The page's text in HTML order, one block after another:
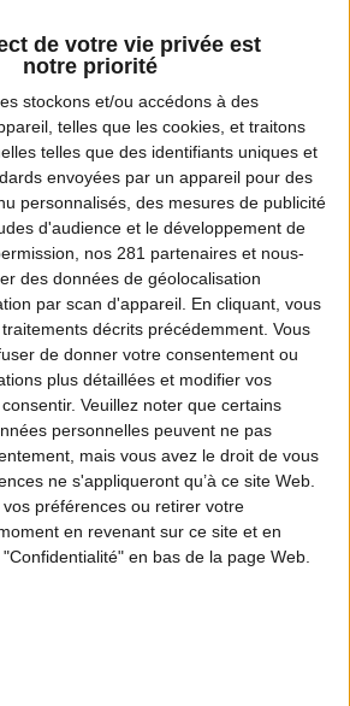
de votre vie privée est
notre priorité
stockons et/ou accédons à des
telles que les cookies, et traitons
telles que des identifiants uniques et
envoyées par un appareil pour des
personnalisés, des mesures de publicité
d'audience et le développement de
nos 281 partenaires et nous-
des données de géolocalisation
par scan d'appareil. En cliquant, vous
décrits précédemment. Vous
de donner votre consentement ou
plus détaillées et modifier vos
Veuillez noter que certains
personnelles peuvent ne pas
mais vous avez le droit de vous
ne s'appliqueront qu’à ce site Web.
préférences ou retirer votre
en revenant sur ce site et en
en bas de la page Web.